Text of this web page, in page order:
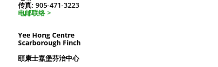
传真: 905-471-3223
电邮联络 >
Yee Hong Centre
Scarborough Finch
頤康士嘉堡芬治中心